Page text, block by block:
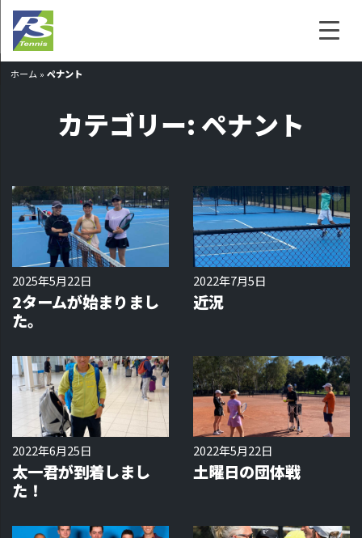
ホーム »ペナント
カテゴリー: ペナント
2025年5月22日
2タームが始まりまし
た。
2022年7月5日
近況
2022年6月25日
太一君が到着しまし
た！
2022年5月22日
土曜日の団体戦